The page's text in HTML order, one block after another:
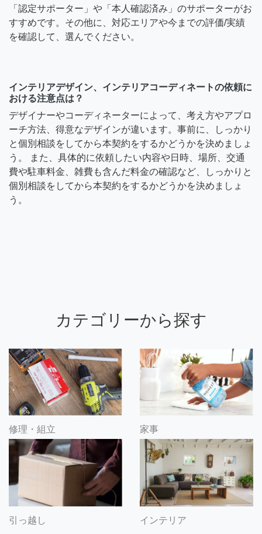
「認定サポーター」や「本人確認済み」のサポーターがお
すすめです。その他に、対応エリアや今までの評価/実績
を確認して、選んでください。
インテリアデザイン、インテリアコーディネートの依頼に
おける注意点は？
デザイナーやコーディネーターによって、考え方やアプロ
ーチ方法、得意なデザインが違います。事前に、しっかり
と個別相談をしてから本契約をするかどうかを決めましょ
う。 また、具体的に依頼したい内容や日時、場所、交通
費や駐車料金、雑費も含んだ料金の確認など、しっかりと
個別相談をしてから本契約をするかどうかを決めましょ
う。
カテゴリーから探す
修理・組立 家事
引っ越し インテリア